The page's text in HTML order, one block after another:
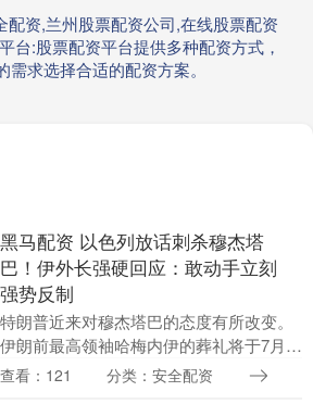
配资,兰州股票配资公司,在线股票配资
台:股票配资平台提供多种配资方式，
求选择合适的配资方案。
黑马配资 以色列放话刺杀穆杰塔
巴！伊外长强硬回应：敢动手立刻
强势反制
特朗普近来对穆杰塔巴的态度有所改变。
伊朗前最高领袖哈梅内伊的葬礼将于7月举
行，他的儿子、伊朗新任最高领袖穆杰塔
查看：121 分类：安全配资